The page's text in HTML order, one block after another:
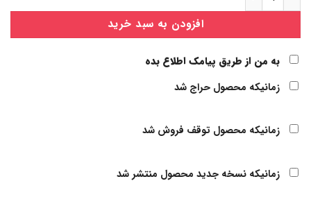
افزودن به سبد خرید
به من از طریق پیامک اطلاع بده
زمانیکه محصول حراج شد
زمانیکه محصول توقف فروش شد
زمانیکه نسخه جدید محصول منتشر شد